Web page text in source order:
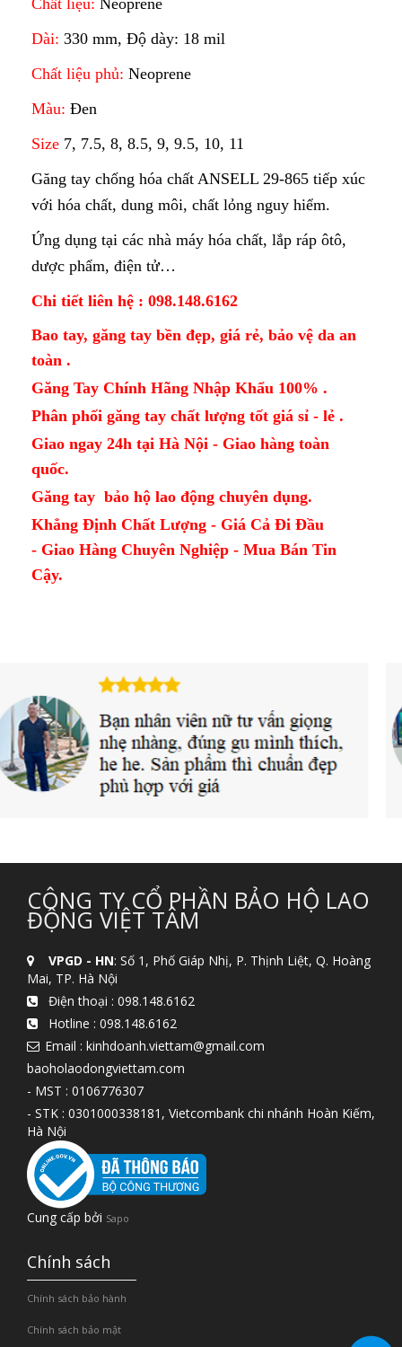
Chất liệu: Neoprene
Dài: 330 mm, Độ dày: 18 mil
Chất liệu phủ: Neoprene
Màu: Đen
Size 7, 7.5, 8, 8.5, 9, 9.5, 10, 11
Găng tay chống hóa chất ANSELL 29-865 tiếp xúc
với hóa chất, dung môi, chất lỏng nguy hiểm.
Ứng dụng tại các nhà máy hóa chất, lắp ráp ôtô,
dược phẩm, điện tử…
Chi tiết liên hệ : 098.148.6162
Bao tay, găng tay bền đẹp, giá rẻ, bảo vệ da an
toàn .
Găng Tay Chính Hãng Nhập Khẩu 100% .
Phân phối găng tay chất lượng tốt giá sỉ - lẻ .
Giao ngay 24h tại Hà Nội - Giao hàng toàn
quốc.
Găng tay bảo hộ lao động chuyên dụng.
Khẳng Định Chất Lượng - Giá Cả Đi Đầu
- Giao Hàng Chuyên Nghiệp - Mua Bán Tin
Cậy.
CÔNG TY CỔ PHẦN BẢO HỘ LAO
ĐỘNG VIỆT TÂM
VPGD - HN: Số 1, Phố Giáp Nhị, P. Thịnh Liệt, Q. Hoàng
Mai, TP. Hà Nội
Điện thoại : 098.148.6162
Hotline : 098.148.6162
Email : kinhdoanh.viettam@gmail.com
baoholaodongviettam.com
- MST : 0106776307
- STK : 0301000338181, Vietcombank chi nhánh Hoàn Kiếm,
Hà Nội
Cung cấp bởi Sapo
Chính sách
Chính sách bảo hành
Chính sách bảo mật